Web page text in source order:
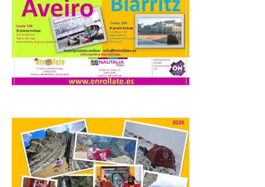
8 Ago 2026
Extremadura cuenta con
uno de los cielos
estrellados con menor
contaminación lumínica
de Europa, un recurso
el año. La Dirección General de Turismo
ha puesto en marcha diversas iniciativas
relacionadas […]